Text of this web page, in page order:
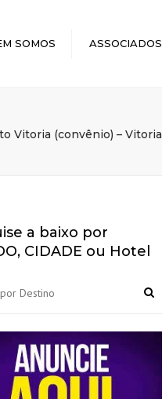
SOMOS ASSOCIADOS
Vitoria (convênio) – Vitoria
a baixo por
CIDADE ou Hotel